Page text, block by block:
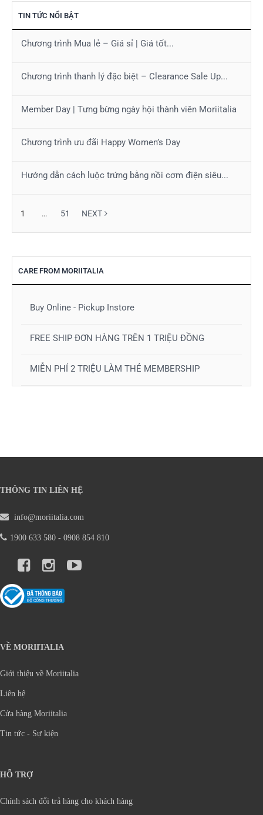
TIN TỨC NỔI BẬT
Chương trình Mua lẻ – Giá sỉ | Giá tốt...
Chương trình thanh lý đặc biệt – Clearance Sale Up...
Member Day | Tưng bừng ngày hội thành viên Moriitalia
Chương trình ưu đãi Happy Women’s Day
Hướng dẫn cách luộc trứng bằng nồi cơm điện siêu...
1 … 51 NEXT
CARE FROM MORIITALIA
Buy Online - Pickup Instore
FREE SHIP ĐƠN HÀNG TRÊN 1 TRIỆU ĐỒNG
MIỄN PHÍ 2 TRIỆU LÀM THẺ MEMBERSHIP
THÔNG TIN LIÊN HỆ
info@moriitalia.com
1900 633 580 - 0908 854 810
VỀ MORIITALIA
Giới thiệu về Moriitalia
Liên hệ
Cửa hàng Moriitalia
Tin tức - Sự kiện
HỖ TRỢ
Chính sách đổi trả hàng cho khách hàng